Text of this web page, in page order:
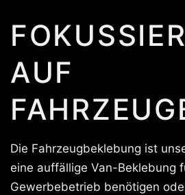
AUF
Die Fahrzeugbeklebung ist
eine auffällige Van-Beklebung
Gewerbebetrieb benötigen